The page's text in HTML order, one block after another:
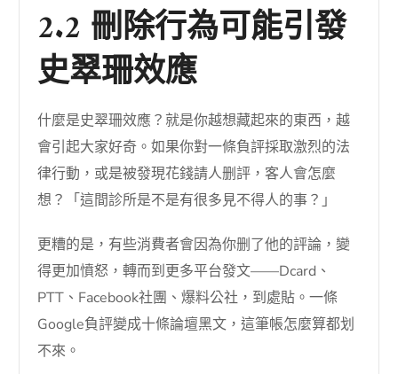
2.2 刪除行為可能引發
史翠珊效應
什麼是史翠珊效應？就是你越想藏起來的東西，越
會引起大家好奇。如果你對一條負評採取激烈的法
律行動，或是被發現花錢請人删評，客人會怎麼
想？「這間診所是不是有很多見不得人的事？」
更糟的是，有些消費者會因為你删了他的評論，變
得更加憤怒，轉而到更多平台發文——Dcard、
PTT、Facebook社團、爆料公社，到處貼。一條
Google負評變成十條論壇黑文，這筆帳怎麼算都划
不來。